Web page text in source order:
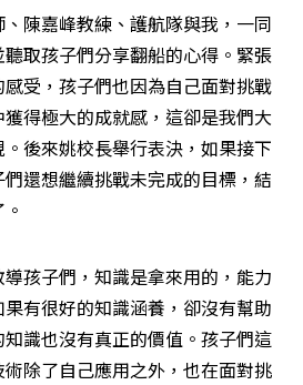
陳嘉峰教練、護航隊與我，一同
取孩子們分享翻船的心得。緊張
受，孩子們也因為自己面對挑戰
得極大的成就感，這卻是我們大
後來姚校長舉行表決，如果接下
還想繼續挑戰未完成的目標，結
孩子們，知識是拿來用的，能力
有很好的知識涵養，卻沒有幫助
識也沒有真正的價值。孩子們這
除了自己應用之外，也在面對挑